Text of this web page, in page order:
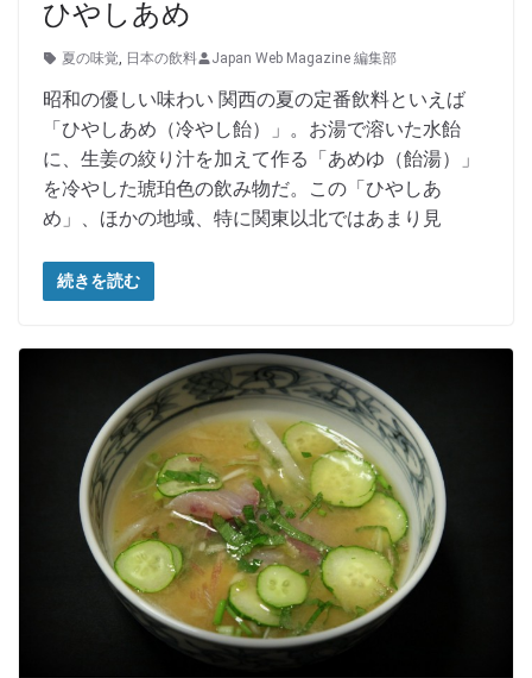
ひやしあめ
夏の味覚 日本の飲料 Japan Web Magazine 編集部
昭和の優しい味わい 関西の夏の定番飲料といえば
「ひやしあめ（冷やし飴）」。お湯で溶いた水飴
に、生姜の絞り汁を加えて作る「あめゆ（飴湯）」
を冷やした琥珀色の飲み物だ。この「ひやしあ
め」、ほかの地域、特に関東以北ではあまり見
続きを読む